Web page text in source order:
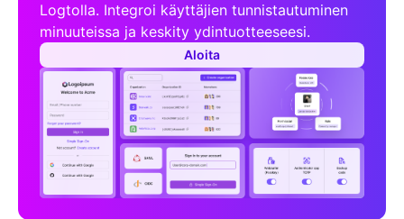
Logtolla. Integroi käyttäjien tunnistautuminen
minuuteissa ja keskity ydintuotteeseesi.
Aloita